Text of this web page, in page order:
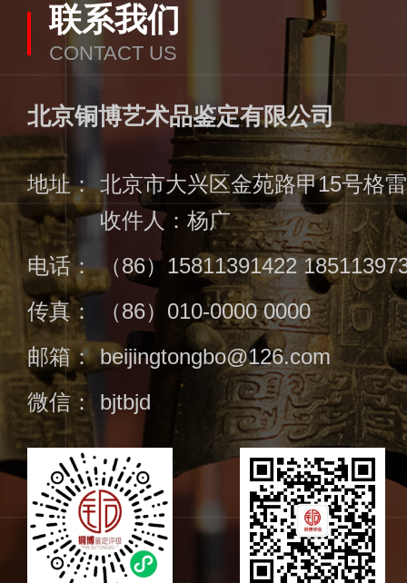
联系我们
CONTACT US
北京铜博艺术品鉴定有限公司
地址： 北京市大兴区金苑路甲15号格
收件人：杨广
电话： （86）15811391422
传真：
（86）010-0000 0000
邮箱： beijingtongbo@126.com
微信： bjtbjd